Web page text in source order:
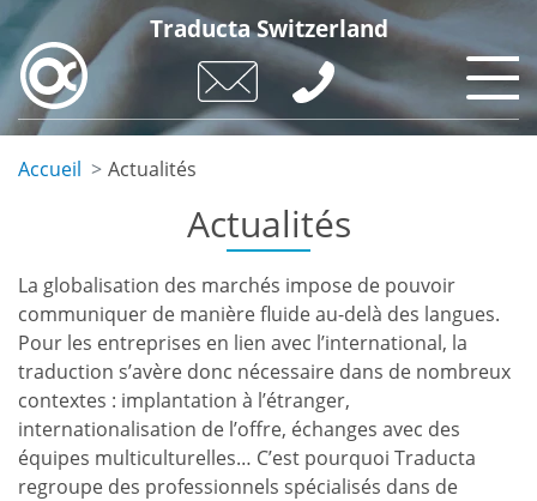
Aller
au
contenu
principal
Traducta Switzerland
Accueil Actualités
Actualités
La globalisation des marchés impose de pouvoir
communiquer de manière fluide au-delà des langues.
Pour les entreprises en lien avec l’international, la
traduction s’avère donc nécessaire dans de nombreux
contextes : implantation à l’étranger,
internationalisation de l’offre, échanges avec des
équipes multiculturelles… C’est pourquoi Traducta
regroupe des professionnels spécialisés dans de